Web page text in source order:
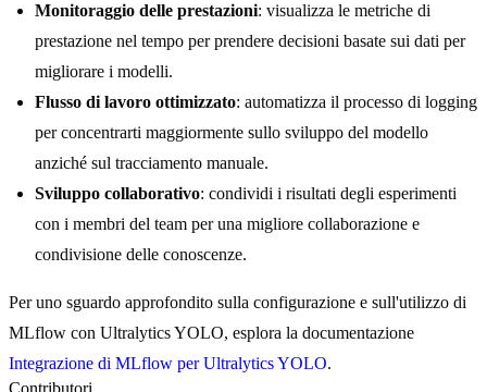
Monitoraggio delle prestazioni: visualizza le metriche di
prestazione nel tempo per prendere decisioni basate sui dati per
migliorare i modelli.
Flusso di lavoro ottimizzato: automatizza il processo di logging
per concentrarti maggiormente sullo sviluppo del modello
anziché sul tracciamento manuale.
Sviluppo collaborativo: condividi i risultati degli esperimenti
con i membri del team per una migliore collaborazione e
condivisione delle conoscenze.
Per uno sguardo approfondito sulla configurazione e sull'utilizzo di
MLflow con Ultralytics YOLO, esplora la documentazione
Integrazione di MLflow per Ultralytics YOLO.